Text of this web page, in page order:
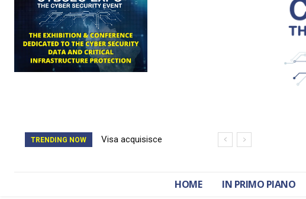
TRENDING NOW
Visa acquisisce
Il catasto della
HOME IN PRIMO PIANO